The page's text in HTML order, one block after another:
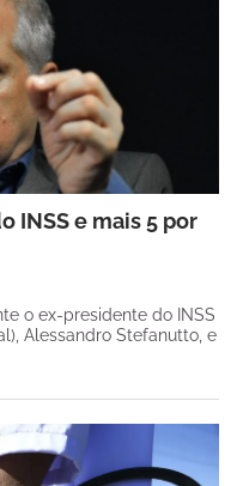
INSS e mais 5 por
o ex-presidente do INSS
Alessandro Stefanutto, e